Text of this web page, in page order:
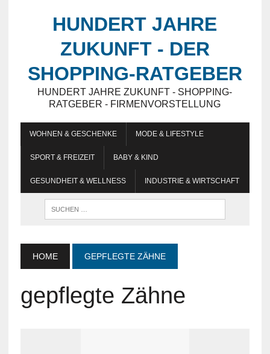
HUNDERT JAHRE
ZUKUNFT - DER
SHOPPING-RATGEBER
HUNDERT JAHRE ZUKUNFT - SHOPPING-
RATGEBER - FIRMENVORSTELLUNG
WOHNEN & GESCHENKE MODE & LIFESTYLE
SPORT & FREIZEIT BABY & KIND
GESUNDHEIT & WELLNESS INDUSTRIE & WIRTSCHAFT
HOME GEPFLEGTE ZÄHNE
gepflegte Zähne